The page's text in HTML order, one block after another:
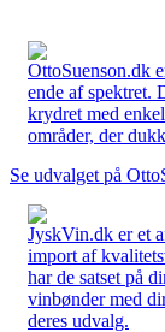
OttoSuenson.dk
ende af spektret.
krydret med
områder, der
Se udvalget på
JyskVin.dk er et
import af
har de satset på
vinbønder med
deres udvalg.